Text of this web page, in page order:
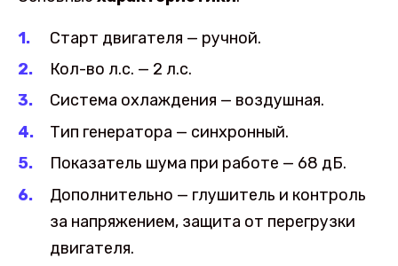
Старт двигателя — ручной.
Кол-во л.с. — 2 л.с.
Система охлаждения — воздушная.
Тип генератора — синхронный.
Показатель шума при работе — 68 дБ.
Дополнительно — глушитель и контроль
за напряжением, защита от перегрузки
двигателя.